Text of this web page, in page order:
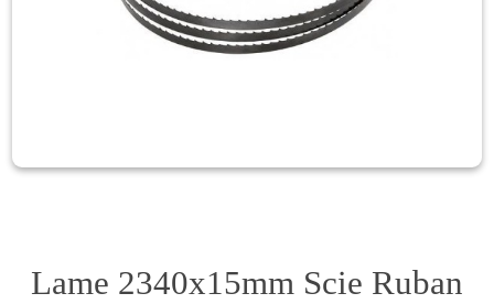
Lame 2340x15mm Scie Ruban